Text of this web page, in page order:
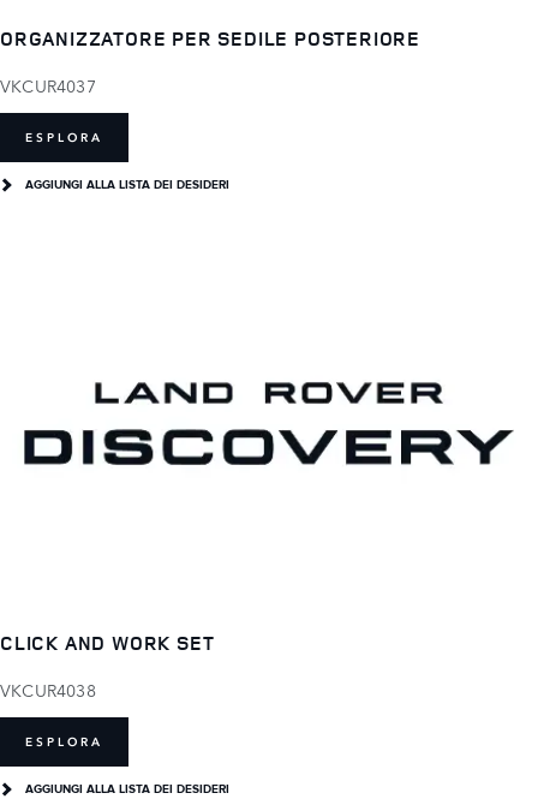
ORGANIZZATORE PER SEDILE POSTERIORE
VKCUR4037
ESPLORA
AGGIUNGI ALLA LISTA DEI DESIDERI
CLICK AND WORK SET
VKCUR4038
ESPLORA
AGGIUNGI ALLA LISTA DEI DESIDERI